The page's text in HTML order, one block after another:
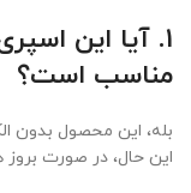
1. آیا این
مناسب است؟
بله، این محصول بدون
این حال، در صورت